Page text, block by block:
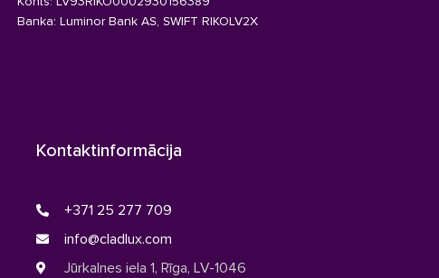
Banka: Luminor Bank AS, SWIFT RIKOLV2X
Kontaktinformācija
+371 25 277 709
info@cladlux.com
Jūrkalnes iela 1, Rīga, LV-1046